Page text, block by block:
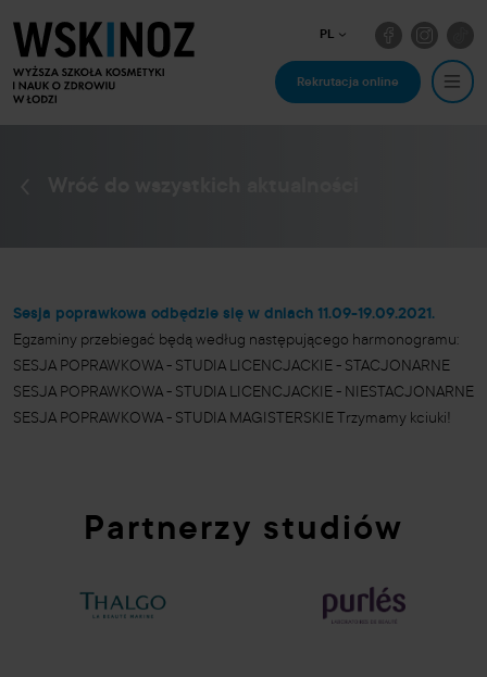
PL
Rekrutacja online
Sesja poprawkowa odbędzie się w dniach 11.09-19.09.2021.
Egzaminy przebiegać będą według następującego harmonogramu:
SESJA POPRAWKOWA - STUDIA LICENCJACKIE - STACJONARNE
SESJA POPRAWKOWA - STUDIA LICENCJACKIE - NIESTACJONARNE
SESJA POPRAWKOWA - STUDIA MAGISTERSKIE Trzymamy kciuki!
Partnerzy studiów